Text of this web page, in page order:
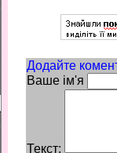
Додайте
Ваше ім'я
Текст: